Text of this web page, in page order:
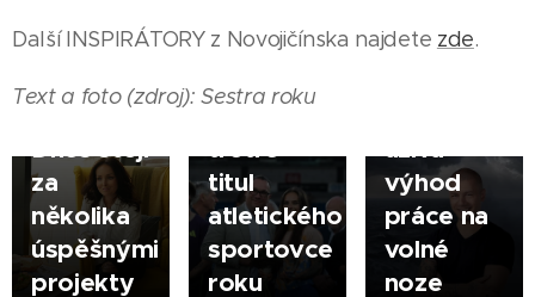
Další INSPIRÁTORY z Novojičínska najdete zde.
Text a foto (zdroj): Sestra roku
překážky
příležitost.
Dnes stojí
za
několika
úspěšnými
projekty
Maňasová
převzala
tretře
titul
atletického
sportovce
roku
růst
užívá
výhod
práce na
volné
noze